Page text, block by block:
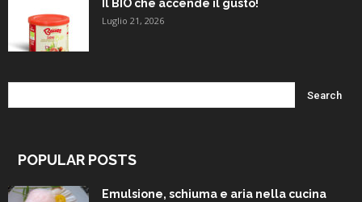
Il BIO che accende il gusto!
Luglio 21, 2026
POPULAR POSTS
Emulsione, schiuma e aria nella cucina